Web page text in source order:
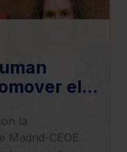
el
la
Madrid-CEOE